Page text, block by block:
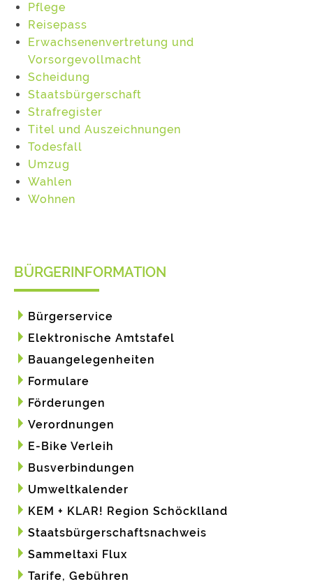
Pflege
Reisepass
Erwachsenenvertretung und
Vorsorgevollmacht
Scheidung
Staatsbürgerschaft
Strafregister
Titel und Auszeichnungen
Todesfall
Umzug
Wahlen
Wohnen
BÜRGERINFORMATION
Bürgerservice
Elektronische Amtstafel
Bauangelegenheiten
Formulare
Förderungen
Verordnungen
E-Bike Verleih
Busverbindungen
Umweltkalender
KEM + KLAR! Region Schöcklland
Staatsbürgerschaftsnachweis
Sammeltaxi Flux
Tarife, Gebühren